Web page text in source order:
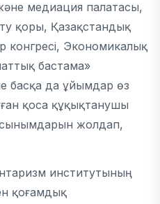
медиация палатасы,
қоры, Қазақстандық
конгресі, Экономикалық
бастама»
басқа да ұйымдар өз
қоса құқықтанушы
жолдап,
институтының
қоғамдық